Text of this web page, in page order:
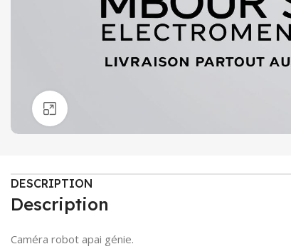
DESCRIPTION
Description
Caméra robot apai génie.